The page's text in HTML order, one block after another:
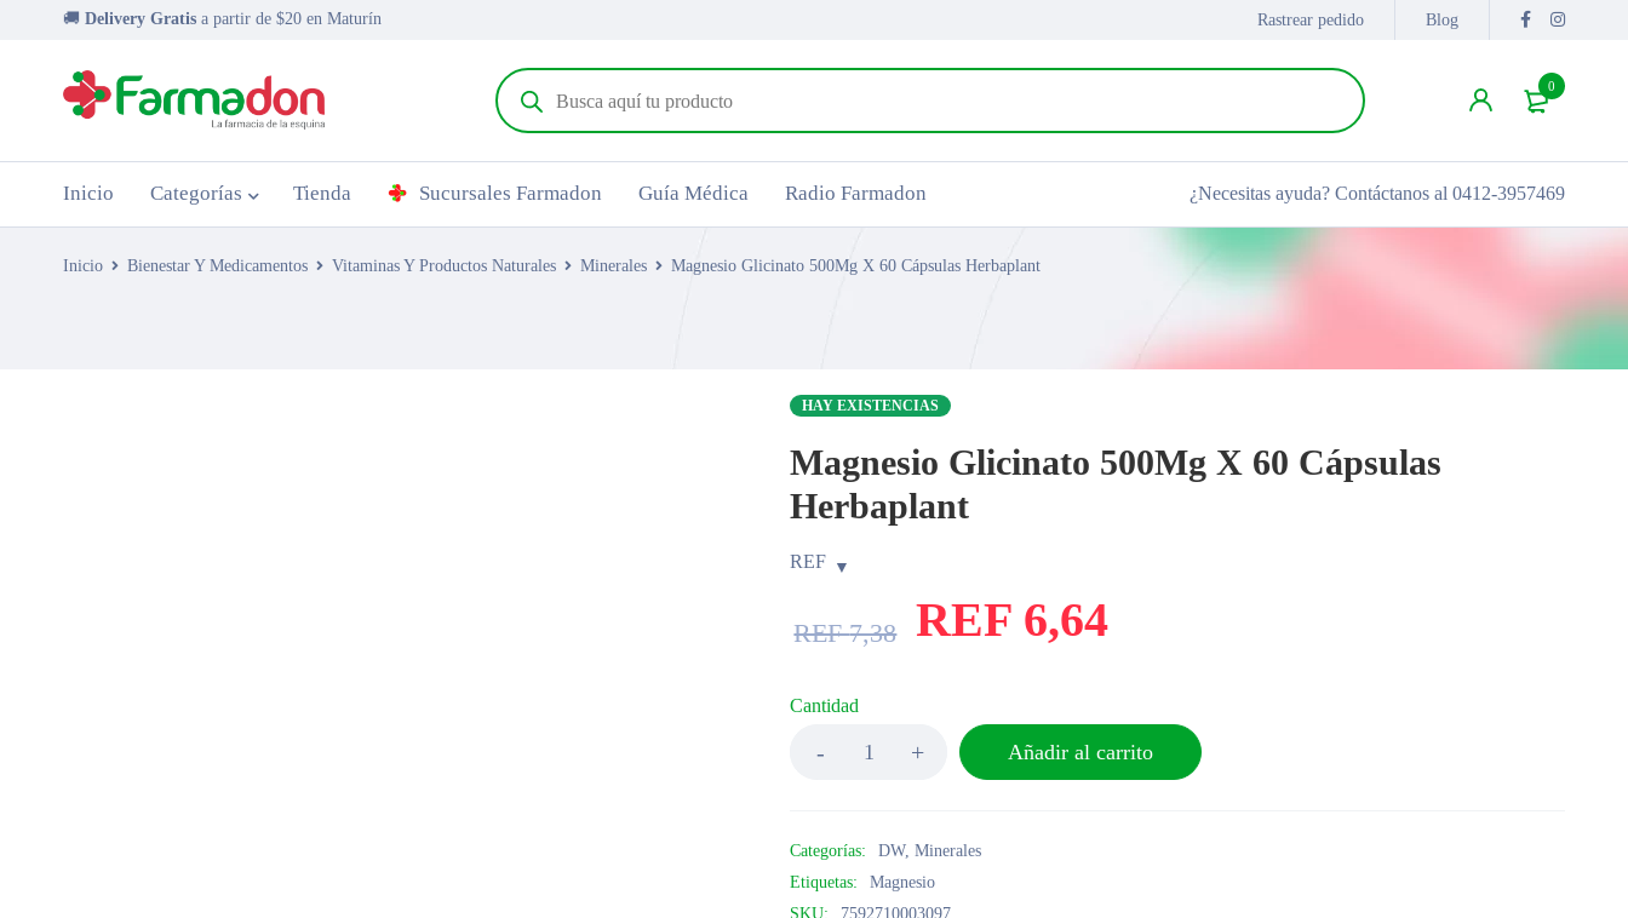
🚚 Delivery Gratis a partir de $20 en Maturín Rastrear pedido Blog
0
Inicio Categorías Tienda Sucursales Farmadon Guía Médica Radio Farmadon ¿Necesitas ayuda? Contáctanos al 0412-3957469
Inicio Bienestar Y Medicamentos Vitaminas Y Productos Naturales Minerales Magnesio Glicinato 500Mg X 60 Cápsulas Herbaplant
HAY EXISTENCIAS
Magnesio Glicinato 500Mg X 60 Cápsulas
Herbaplant
REF
REF7,38 REF 6,64
Cantidad
Añadir al carrito
Categorías: DW,Minerales
Etiquetas:
Magnesio
SKU:
7592710003097